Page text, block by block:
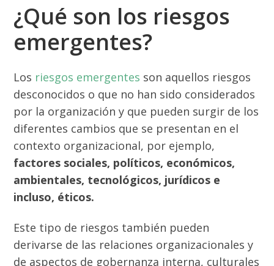
¿Qué son los riesgos
emergentes?
Los riesgos emergentes son aquellos riesgos
desconocidos o que no han sido considerados
por la organización y que pueden surgir de los
diferentes cambios que se presentan en el
contexto organizacional, por ejemplo,
factores sociales, políticos, económicos,
ambientales, tecnológicos, jurídicos e
incluso, éticos.
Este tipo de riesgos también pueden
derivarse de las relaciones organizacionales y
de aspectos de gobernanza interna, culturales